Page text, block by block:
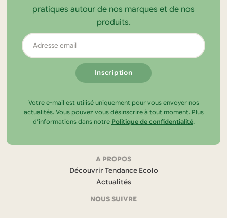
Tendance
pratiques autour de nos marques et de nos
produits.
Adresse
email
Votre e-mail est utilisé uniquement pour vous envoyer nos
actualités. Vous pouvez vous désinscrire à tout moment. Plus
d’informations dans notre Politique de confidentialité.
coordonnées
A PROPOS
Découvrir Tendance Ecolo
Actualités
NOUS SUIVRE